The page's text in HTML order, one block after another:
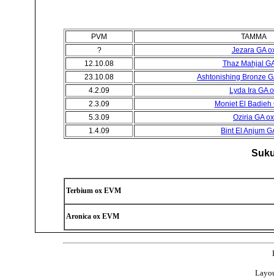
PVM
TAMMA
?
Jezara GA
12.10.08
Thaz Mahjal
23.10.08
Ashtonishing Bronze
4.2.09
Lyda Ira GA
2.3.09
Moniet El Badieh
5.3.09
Oziria GA ox
1.4.09
Bint El Anjum
Terbium ox EVM
Aronica ox EVM